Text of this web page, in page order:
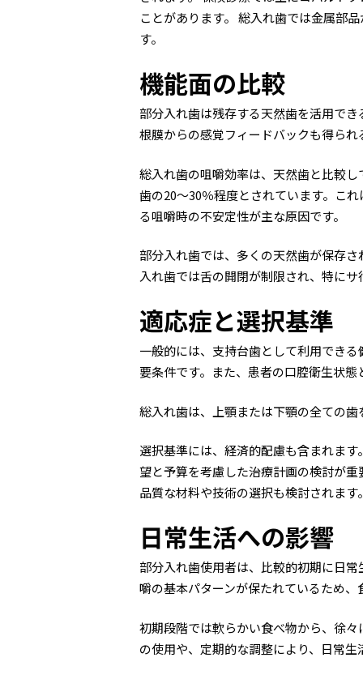
ことがあります。 総入れ歯では金属部
す。
機能面の比較
部分入れ歯は残存する天然歯を活用で
根膜からの感覚フィードバックも得ら
総入れ歯の咀嚼効率は、天然歯と比較
歯の20～30％程度とされています。こ
る咀嚼時の不安定性が主な原因です。
部分入れ歯では、多くの天然歯が保存
入れ歯では舌の開閉が制限され、特に
適応症と選択基準
一般的には、支持台歯として利用でき
要条件です。また、患者の口腔衛生状
総入れ歯は、上顎または下顎の全ての
選択基準には、経済的配慮も含まれま
望と予算を考慮した治療計画の検討が
品質な材料や技術の選択も検討されます
日常生活への影響
部分入れ歯使用者は、比較的初期に日
嚼の基本パターンが保たれているため
初期段階では軟らかい食べ物から、徐
の使用や、定期的な調整により、日常